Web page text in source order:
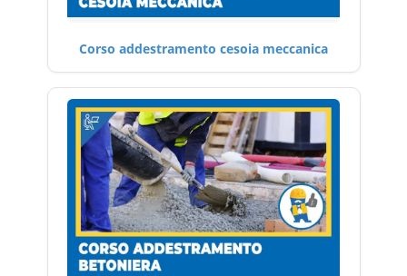
Corso addestramento cesoia meccanica